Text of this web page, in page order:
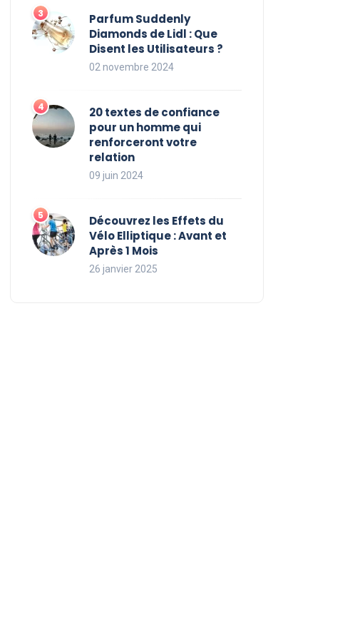
Parfum Suddenly
Diamonds de Lidl : Que
Disent les Utilisateurs ?
02 novembre 2024
20 textes de confiance
pour un homme qui
renforceront votre
relation
09 juin 2024
Découvrez les Effets du
Vélo Elliptique : Avant et
Après 1 Mois
26 janvier 2025